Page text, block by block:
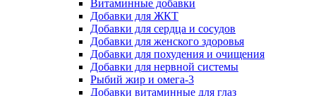
Витаминные добавки
Добавки для ЖКТ
Добавки для сердца и сосудов
Добавки для женского здоровья
Добавки для похудения и очищения
Добавки для нервной системы
Рыбий жир и омега-3
Добавки витаминные для глаз